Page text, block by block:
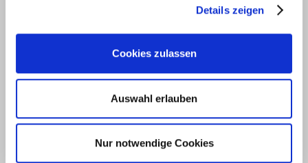
Details zeigen
Cookies zulassen
Auswahl erlauben
Nur notwendige Cookies
Range of products for finger jointing
and planing
ONLINE-CATALOG
Standard Routers